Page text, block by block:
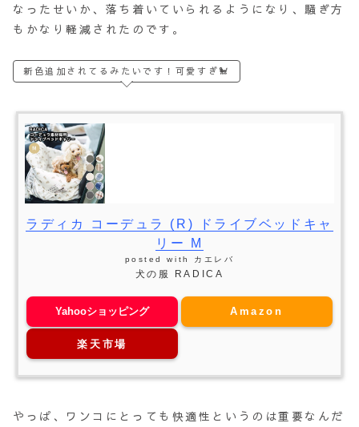
なったせいか、落ち着いていられるようになり、騒ぎ方
もかなり軽減されたのです。
新色追加されてるみたいです！可愛すぎ🐩
ラディカ コーデュラ (R) ドライブベッドキャ
リー M
posted with カエレバ
犬の服 RADICA
Yahooショッピング Amazon
楽天市場
やっぱ、ワンコにとっても快適性というのは重要なんだ